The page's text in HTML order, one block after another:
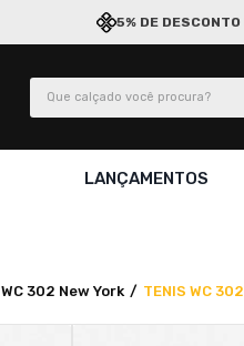
5% DE DESCONTO
Que calçado você procura?
LANÇAMENTOS
WC 302 New York TENIS WC